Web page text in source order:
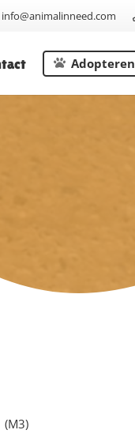
info@animalinneed.com
Adopteren